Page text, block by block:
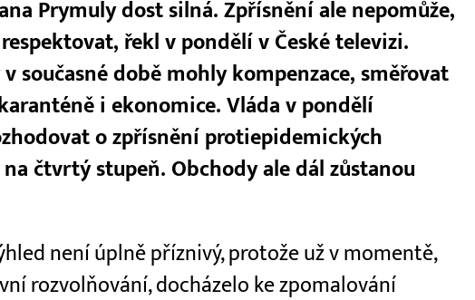
Prymuly dost silná. Zpřísnění ale nepomůže,
řekl v pondělí v České televizi.
současné době mohly kompenzace, směřovat
i ekonomice. Vláda v pondělí
o zpřísnění protiepidemických
čtvrtý stupeň. Obchody ale dál zůstanou
není úplně příznivý, protože už v momentě,
rozvolňování, docházelo ke zpomalování